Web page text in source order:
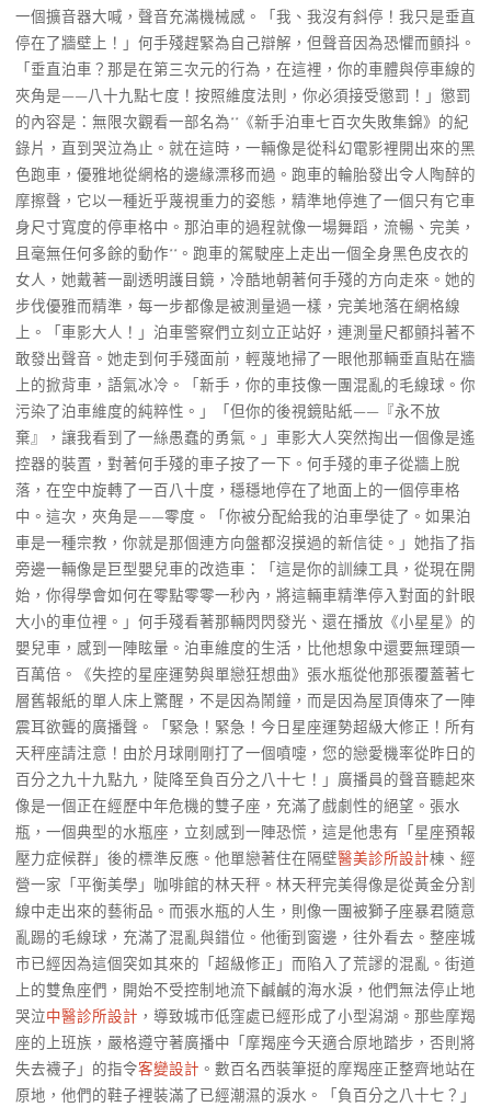
一個擴音器大喊，聲音充滿機械感。「我、我沒有斜停！我只是垂直
停在了牆壁上！」何手殘趕緊為自己辯解，但聲音因為恐懼而顫抖。
「垂直泊車？那是在第三次元的行為，在這裡，你的車體與停車線的
夾角是——八十九點七度！按照維度法則，你必須接受懲罰！」懲罰
的內容是：無限次觀看一部名為**《新手泊車七百次失敗集錦》的紀
錄片，直到哭泣為止。就在這時，一輛像是從科幻電影裡開出來的黑
色跑車，優雅地從網格的邊緣漂移而過。跑車的輪胎發出令人陶醉的
摩擦聲，它以一種近乎蔑視重力的姿態，精準地停進了一個只有它車
身尺寸寬度的停車格中。那泊車的過程就像一場舞蹈，流暢、完美，
且毫無任何多餘的動作**。跑車的駕駛座上走出一個全身黑色皮衣的
女人，她戴著一副透明護目鏡，冷酷地朝著何手殘的方向走來。她的
步伐優雅而精準，每一步都像是被測量過一樣，完美地落在網格線
上。「車影大人！」泊車警察們立刻立正站好，連測量尺都顫抖著不
敢發出聲音。她走到何手殘面前，輕蔑地掃了一眼他那輛垂直貼在牆
上的掀背車，語氣冰冷。「新手，你的車技像一團混亂的毛線球。你
污染了泊車維度的純粹性。」「但你的後視鏡貼紙——『永不放
棄』，讓我看到了一絲愚蠢的勇氣。」車影大人突然掏出一個像是遙
控器的裝置，對著何手殘的車子按了一下。何手殘的車子從牆上脫
落，在空中旋轉了一百八十度，穩穩地停在了地面上的一個停車格
中。這次，夾角是——零度。「你被分配給我的泊車學徒了。如果泊
車是一種宗教，你就是那個連方向盤都沒摸過的新信徒。」她指了指
旁邊一輛像是巨型嬰兒車的改造車：「這是你的訓練工具，從現在開
始，你得學會如何在零點零零一秒內，將這輛車精準停入對面的針眼
大小的車位裡。」何手殘看著那輛閃閃發光、還在播放《小星星》的
嬰兒車，感到一陣眩暈。泊車維度的生活，比他想象中還要無理頭一
百萬倍。《失控的星座運勢與單戀狂想曲》張水瓶從他那張覆蓋著七
層舊報紙的單人床上驚醒，不是因為鬧鐘，而是因為屋頂傳來了一陣
震耳欲聾的廣播聲。「緊急！緊急！今日星座運勢超級大修正！所有
天秤座請注意！由於月球剛剛打了一個噴嚏，您的戀愛機率從昨日的
百分之九十九點九，陡降至負百分之八十七！」廣播員的聲音聽起來
像是一個正在經歷中年危機的雙子座，充滿了戲劇性的絕望。張水
瓶，一個典型的水瓶座，立刻感到一陣恐慌，這是他患有「星座預報
壓力症候群」後的標準反應。他單戀著住在隔壁醫美診所設計棟、經
營一家「平衡美學」咖啡館的林天秤。林天秤完美得像是從黃金分割
線中走出來的藝術品。而張水瓶的人生，則像一團被獅子座暴君隨意
亂踢的毛線球，充滿了混亂與錯位。他衝到窗邊，往外看去。整座城
市已經因為這個突如其來的「超級修正」而陷入了荒謬的混亂。街道
上的雙魚座們，開始不受控制地流下鹹鹹的海水淚，他們無法停止地
哭泣中醫診所設計 ，導致城市低窪處已經形成了小型潟湖。那些摩羯
座的上班族，嚴格遵守著廣播中「摩羯座今天適合原地踏步，否則將
失去襪子」的指令客變設計 。數百名西裝筆挺的摩羯座正整齊地站在
原地，他們的鞋子裡裝滿了已經潮濕的淚水。「負百分之八十七？」